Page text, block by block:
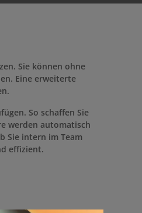
Sie können ohne
Eine erweiterte
So schaffen Sie
werden automatisch
Sie intern im Team
effizient.